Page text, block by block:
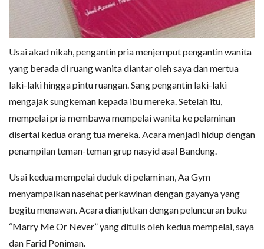
Usai akad nikah, pengantin pria menjemput pengantin wanita
yang berada di ruang wanita diantar oleh saya dan mertua
laki-laki hingga pintu ruangan. Sang pengantin laki-laki
mengajak sungkeman kepada ibu mereka. Setelah itu,
mempelai pria membawa mempelai wanita ke pelaminan
disertai kedua orang tua mereka. Acara menjadi hidup dengan
penampilan teman-teman grup nasyid asal Bandung.
Usai kedua mempelai duduk di pelaminan, Aa Gym
menyampaikan nasehat perkawinan dengan gayanya yang
begitu menawan. Acara dianjutkan dengan peluncuran buku
“Marry Me Or Never” yang ditulis oleh kedua mempelai, saya
dan Farid Poniman.